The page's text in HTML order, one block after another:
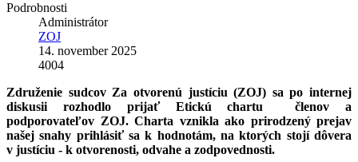
Podrobnosti
Administrátor
ZOJ
14. november 2025
4004
Združenie sudcov Za otvorenú justíciu (ZOJ) sa po internej
diskusii rozhodlo prijať Etickú chartu členov a
podporovateľov ZOJ. Charta vznikla ako prirodzený prejav
našej snahy prihlásiť sa k hodnotám, na ktorých stojí dôvera
v justíciu - k otvorenosti, odvahe a zodpovednosti.